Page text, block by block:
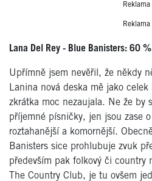
Reklama
Reklama
Lana Del Rey - Blue Banisters: 60 %
Upřímně jsem nevěřil, že někdy
Lanina nová deska mě jako
zkrátka moc nezaujala. Ne že by
příjemné písničky, jen jsou zase
roztahanější a komornější.
Banisters sice prohlubuje zvuk
především pak folkový či country
The Country Club, je tu ovšem